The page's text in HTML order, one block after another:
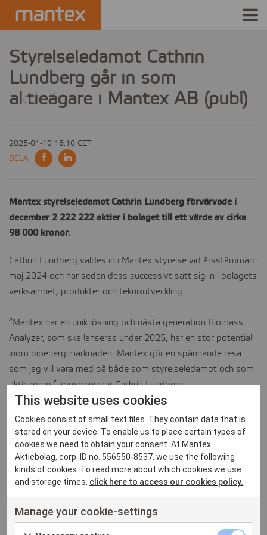
PRODUCTS
HOW IT WORKS
EVENTS
ABOUT US
IR
PRESS
CONTACT
Styrelseledamot Cathrin
Lundberg går in som
aktieägare i Mantex AB (publ)
2025-01-10 16:10 CET
DELA
Mantex styrelseledamot Cathrin Lundberg förvärvade i
december 2 222 222 aktier i bolaget till ett värde av cirka
98 000 kronor.
Cathrin Lundberg valdes in i Mantex styrelse vid årsstämman i
maj 2024 och har sedan dess successivt satt sig in i bolagets
verksamhet, produkter och teknikutveckling.
“Mantex har en unik lösning och nästa generation Biomass
Analyzer, som ska lanseras under 2025, har en stor potential
inom bioenergimarknaden. Mantex gör en spännande resa
som jag vill vara med på både som styrelseledamot och som
aktieägare,” kommenterar Cathrin Lundberg.
Cathrin förvärvade, den 18 december 2024, 2 222 222 aktier i
bolaget till ett värde av cirka 98 000 kronor.
För mer information, vänligen kontakta:
+46 70 012 35 72 ellermax.gerger@mantex.se
This website uses cookies
Cookies consist of small text files. They contain data that is
stored on your device. To enable us to place certain types of
cookies we need to obtain your consent. At Mantex
Aktiebolag, corp. ID no. 556550-8537, we use the following
kinds of cookies. To read more about which cookies we use
and storage times, click here to access our cookies policy.
Manage your cookie-settings